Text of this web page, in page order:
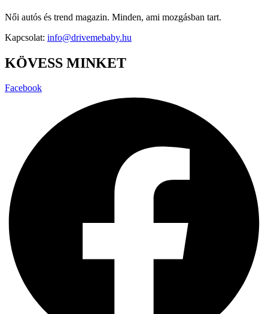
Női autós és trend magazin. Minden, ami mozgásban tart.
Kapcsolat: info@drivemebaby.hu
KÖVESS MINKET
Facebook